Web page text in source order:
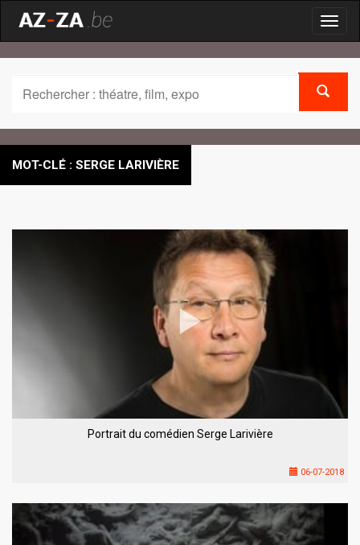
MOT-CLÉ : SERGE LARIVIÈRE
Portrait du comédien Serge Larivière
06-07-2018